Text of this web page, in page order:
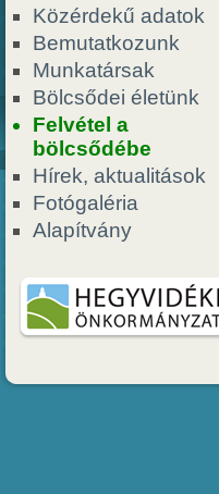
Közérdekű adatok
Bemutatkozunk
Munkatársak
Bölcsődei életünk
Felvétel a
bölcsődébe
Hírek, aktualitások
Fotógaléria
Alapítvány